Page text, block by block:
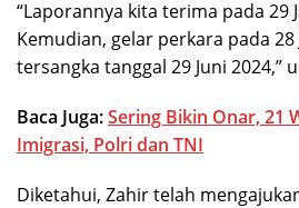
“Laporannya kita terima pada 29
Kemudian, gelar perkara pada
tersangka tanggal 29 Juni 2024,”
Baca Juga:Sering Bikin Onar, 21
Imigrasi, Polri dan TNI
Diketahui, Zahir telah